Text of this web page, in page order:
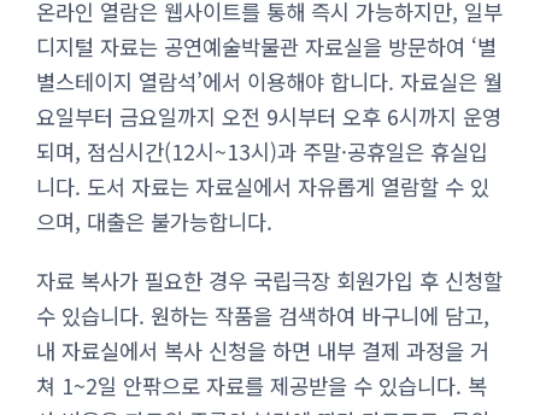
온라인 열람은 웹사이트를 통해 즉시 가능하지만, 일부
디지털 자료는 공연예술박물관 자료실을 방문하여 ‘별
별스테이지 열람석’에서 이용해야 합니다. 자료실은 월
요일부터 금요일까지 오전 9시부터 오후 6시까지 운영
되며, 점심시간(12시~13시)과 주말·공휴일은 휴실입
니다. 도서 자료는 자료실에서 자유롭게 열람할 수 있
으며, 대출은 불가능합니다.
자료 복사가 필요한 경우 국립극장 회원가입 후 신청할
수 있습니다. 원하는 작품을 검색하여 바구니에 담고,
내 자료실에서 복사 신청을 하면 내부 결제 과정을 거
쳐 1~2일 안팎으로 자료를 제공받을 수 있습니다. 복